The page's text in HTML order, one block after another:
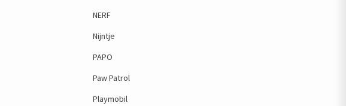
NERF
Nijntje
PAPO
Paw Patrol
Playmobil